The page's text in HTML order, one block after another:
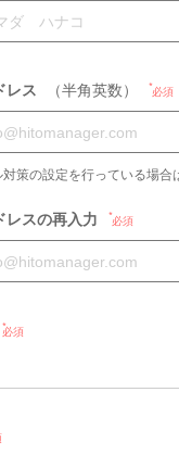
レス （半角英数） 必須
策の設定を行っている場
レスの再入力 必須
必須